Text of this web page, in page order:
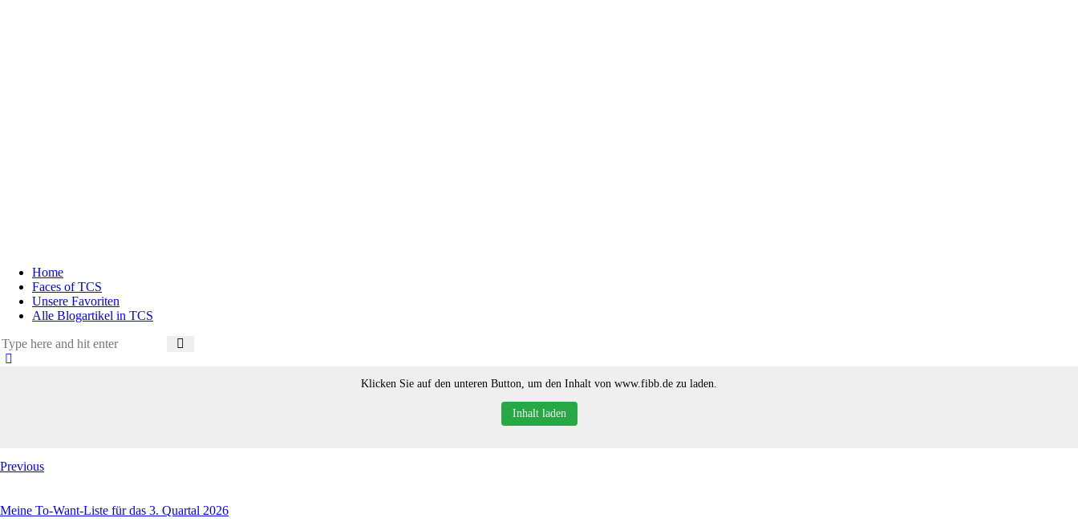
Home
Faces of TCS
Unsere Favoriten
Alle Blogartikel in TCS
Klicken Sie auf den unteren Button, um den Inhalt von www.fibb.de zu laden.
Inhalt laden
Previous
Meine To-Want-Liste für das 3. Quartal 2026